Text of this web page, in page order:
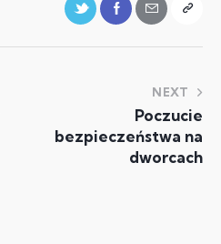
NEXT
Poczucie
bezpieczeństwa na
dworcach